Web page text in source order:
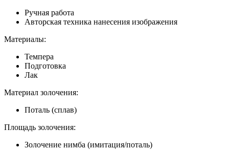
Ручная работа
Авторская техника нанесения изображения
Материалы:
Темпера
Подготовка
Лак
Материал золочения:
Поталь (сплав)
Площадь золочения:
Золочение нимба (имитация/поталь)